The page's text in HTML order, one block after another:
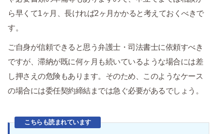
ら早くて1ヶ月、長ければ2ヶ月かかると考えておくべきで
す。
ご自身が信頼できると思う弁護士・司法書士に依頼すべき
ですが、滞納が既に何ヶ月も続いているような場合には差
し押さえの危険もあります。そのため、このようなケース
の場合には委任契約締結までは急ぐ必要があるでしょう。
こちらも読まれています